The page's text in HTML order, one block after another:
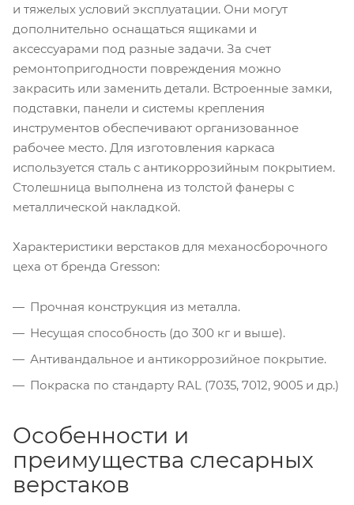
и тяжелых условий эксплуатации. Они могут
дополнительно оснащаться ящиками и
аксессуарами под разные задачи. За счет
ремонтопригодности повреждения можно
закрасить или заменить детали. Встроенные замки,
подставки, панели и системы крепления
инструментов обеспечивают организованное
рабочее место. Для изготовления каркаса
используется сталь с антикоррозийным покрытием.
Столешница выполнена из толстой фанеры с
металлической накладкой.
Характеристики верстаков для механосборочного
цеха от бренда Gresson:
Прочная конструкция из металла.
Несущая способность (до 300 кг и выше).
Антивандальное и антикоррозийное покрытие.
Покраска по стандарту RAL (7035, 7012, 9005 и др.)
Особенности и
преимущества слесарных
верстаков